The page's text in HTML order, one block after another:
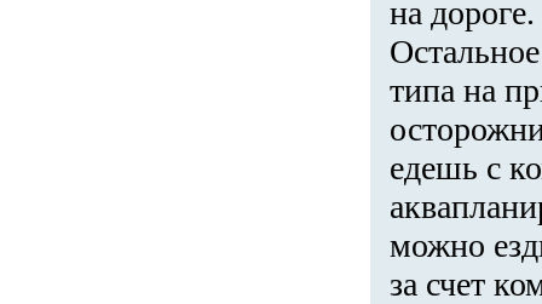
на
типа на
едешь с
можно
за счет